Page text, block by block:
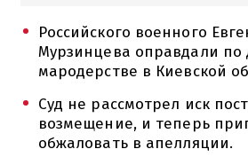
Российского военного
Мурзинцева оправдали по
мародерстве в Киевской
Суд не рассмотрел иск
возмещение, и теперь
обжаловать в апелляции.